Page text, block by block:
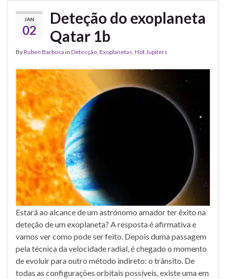
JAN
02
Deteção do exoplaneta
Qatar 1b
ByRuben Barbosa in Detecção Exoplanetas Hot Jupiters
Estará ao alcance de um astrónomo amador ter êxito na
deteção de um exoplaneta? A resposta é afirmativa e
vamos ver como pode ser feito. Depois duma passagem
pela técnica da velocidade radial, é chegado o momento
de evoluir para outro método indireto: o trânsito. De
todas as configurações orbitais possíveis, existe uma em